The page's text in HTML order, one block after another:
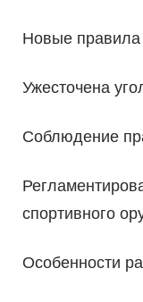
Новые
Ужесточена
Соблюдение
спортивного
Особенности